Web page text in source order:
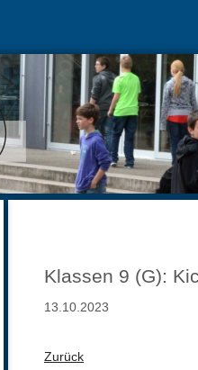
Klassen 9 (G):
13.10.2023
Zurück